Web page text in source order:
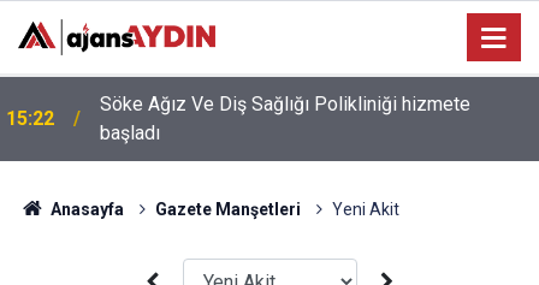
15:22
Söke Ağız Ve Diş Sağlığı Polikliniği hizmete
başladı
Anasayfa Gazete Manşetleri Yeni Akit